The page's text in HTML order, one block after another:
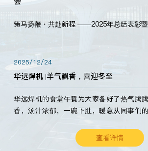
策马扬鞭・共赴新程 ——2025年总结表彰
2025/12/24
华远焊机 |羊气飘香，喜迎冬至
华远焊机的食堂午餐为大家备好了热气腾
香，汤汁浓郁，一碗下肚，暖意从同事们
查看详情